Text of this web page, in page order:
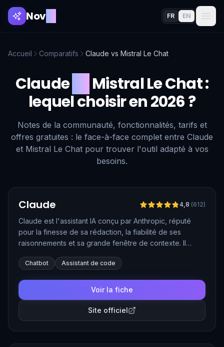
NovAI FR EN
Accueil Comparatifs Claude vs Mistral Le Chat
Claude Mistral Le Chat:
lequel choisir en 2026 ?
Notes de la communauté, fonctionnalités, tarifs et
offres gratuites : le face-à-face complet entre Claude
et Mistral Le Chat pour trouver l'outil adapté à vos
besoins.
Claude 4,8 (612)
Claude est l'assistant IA conçu par Anthropic, réputé
pour la finesse de sa rédaction, la fiabilité de ses
raisonnements et sa grande fenêtre de contexte. Il
programmation et les échanges nuancés. Les
espace de travail.
Chatbot Assistant de code
Voir la fiche
Site officiel